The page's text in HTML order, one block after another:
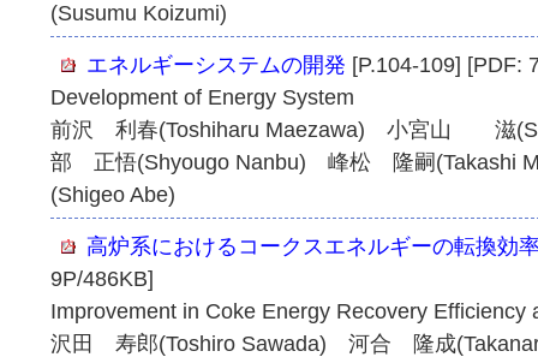
(Susumu Koizumi)
エネルギーシステムの開発 [P.104-109] [PDF:
Development of Energy System
前沢 利春(Toshiharu Maezawa) 小宮山 滋
部 正悟(Shyougo Nanbu) 峰松 隆嗣(Takashi
(Shigeo Abe)
高炉系におけるコークスエネルギーの転換効
9P/486KB]
Improvement in Coke Energy Recovery Efficiency
沢田 寿郎(Toshiro Sawada) 河合 隆成